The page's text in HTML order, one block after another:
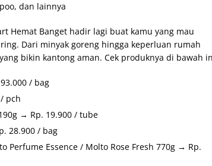
dan lainnya
Hemat Banget hadir lagi buat kamu yang mau
Dari minyak goreng hingga keperluan rumah
bikin kantong aman. Cek produknya di bawah
/ bag
pch
→ Rp. 19.900 / tube
28.900 / bag
Perfume Essence / Molto Rose Fresh 770g → Rp.